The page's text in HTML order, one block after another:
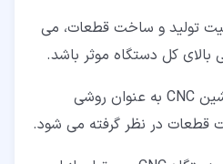
تولید و ساخت قطعات، می
بالای کل دستگاه موثر باشد.
از همین رو استفاده از ماشین CNC به عنوان روشی
قطعات در نظر گرفته می شود.